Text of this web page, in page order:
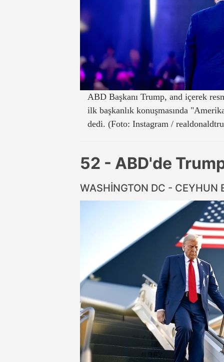
ABD Başkanı Trump, and içerek
ilk başkanlık konuşmasında
dedi. (Foto: Instagram /
52 - ABD'de
WASHİNGTON DC - CEYHUN